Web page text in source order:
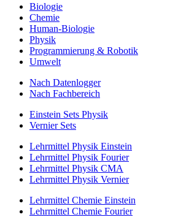
Biologie
Chemie
Human-Biologie
Physik
Programmierung & Robotik
Umwelt
Nach Datenlogger
Nach Fachbereich
Einstein Sets Physik
Vernier Sets
Lehrmittel Physik Einstein
Lehrmittel Physik Fourier
Lehrmittel Physik CMA
Lehrmittel Physik Vernier
Lehrmittel Chemie Einstein
Lehrmittel Chemie Fourier